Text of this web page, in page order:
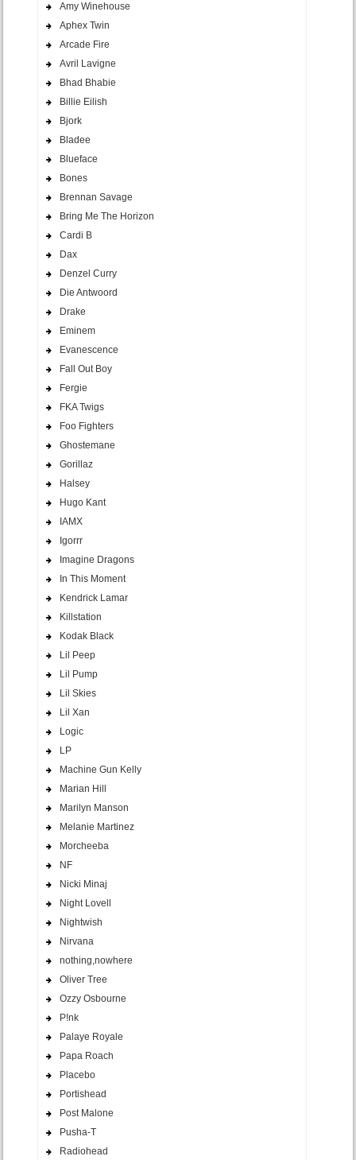
Amy Winehouse
Aphex Twin
Arcade Fire
Avril Lavigne
Bhad Bhabie
Billie Eilish
Bjork
Bladee
Blueface
Bones
Brennan Savage
Bring Me The Horizon
Cardi B
Dax
Denzel Curry
Die Antwoord
Drake
Eminem
Evanescence
Fall Out Boy
Fergie
FKA Twigs
Foo Fighters
Ghostemane
Gorillaz
Halsey
Hugo Kant
IAMX
Igorrr
Imagine Dragons
In This Moment
Kendrick Lamar
Killstation
Kodak Black
Lil Peep
Lil Pump
Lil Skies
Lil Xan
Logic
LP
Machine Gun Kelly
Marian Hill
Marilyn Manson
Melanie Martinez
Morcheeba
NF
Nicki Minaj
Night Lovell
Nightwish
Nirvana
nothing,nowhere
Oliver Tree
Ozzy Osbourne
P!nk
Palaye Royale
Papa Roach
Placebo
Portishead
Post Malone
Pusha-T
Radiohead